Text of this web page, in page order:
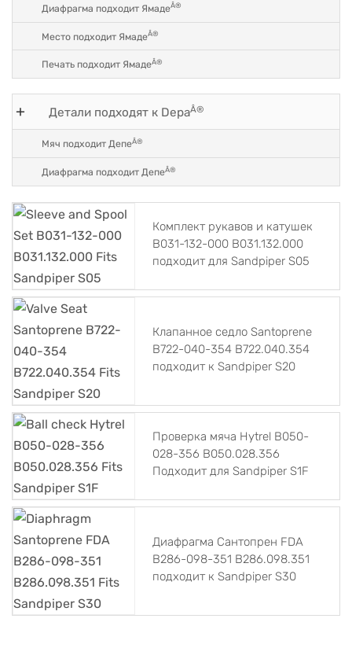
Диафрагма подходит ЯмадеÂ®
Место подходит ЯмадеÂ®
Печать подходит ЯмадеÂ®
Детали подходят к DepaÂ®
Мяч подходит ДепеÂ®
Диафрагма подходит ДепеÂ®
Комплект рукавов и катушек
B031-132-000 B031.132.000
подходит для Sandpiper S05
Клапанное седло Santoprene
B722-040-354 B722.040.354
подходит к Sandpiper S20
Проверка мяча Hytrel B050-
028-356 B050.028.356
Подходит для Sandpiper S1F
Диафрагма Сантопрен FDA
B286-098-351 B286.098.351
подходит к Sandpiper S30